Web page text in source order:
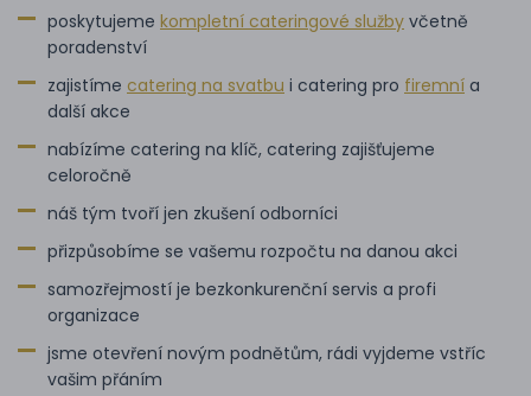
poskytujeme kompletní cateringové služby včetně
poradenství
zajistíme catering na svatbu i catering pro firemní a
další akce
nabízíme catering na klíč, catering zajišťujeme
celoročně
náš tým tvoří jen zkušení odborníci
přizpůsobíme se vašemu rozpočtu na danou akci
samozřejmostí je bezkonkurenční servis a profi
organizace
jsme otevření novým podnětům, rádi vyjdeme vstříc
vašim přáním